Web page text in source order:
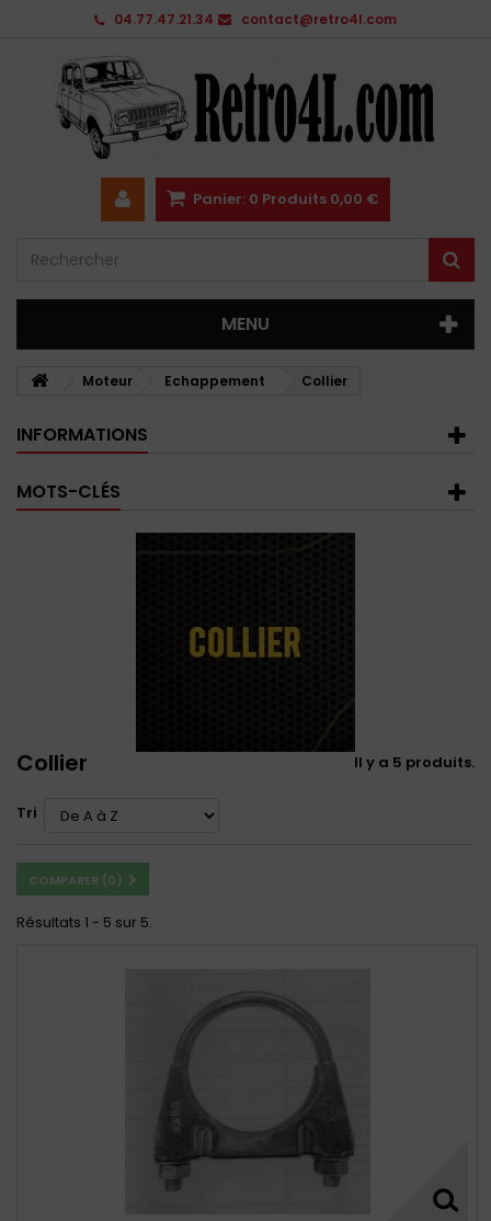
04.77.47.21.34 contact@retro4l.com
Panier: 0 Produits 0,00 €
MENU
Moteur Echappement Collier
INFORMATIONS
MOTS-CLÉS
Collier Il y a 5 produits.
Tri
COMPARER (0)
Résultats 1 - 5 sur 5.